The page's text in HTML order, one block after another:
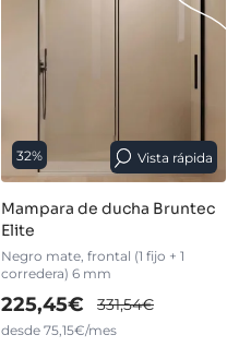
32% Vista rápida
Mampara de ducha Bruntec
Elite
Negro mate, frontal (1 fijo + 1
corredera) 6 mm
225,45€ 331,54€
desde 75,15€/mes